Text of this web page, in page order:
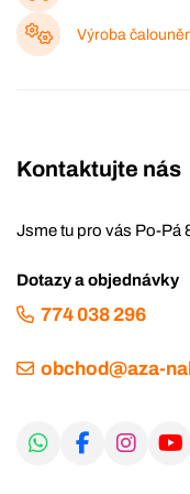
Výroba
Kontaktujte nás
Jsme tu pro vás Po-Pá
Dotazy a objednávky
774 038 296
obchod@aza-